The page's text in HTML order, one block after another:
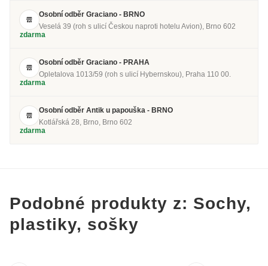
Osobní odběr Graciano - BRNO
Veselá 39 (roh s ulicí Českou naproti hotelu Avion), Brno 602
zdarma
Osobní odběr Graciano - PRAHA
Opletalova 1013/59 (roh s ulicí Hybernskou), Praha 110 00.
zdarma
Osobní odběr Antik u papouška - BRNO
Kotlářská 28, Brno, Brno 602
zdarma
Podobné produkty z: Sochy,
plastiky, sošky